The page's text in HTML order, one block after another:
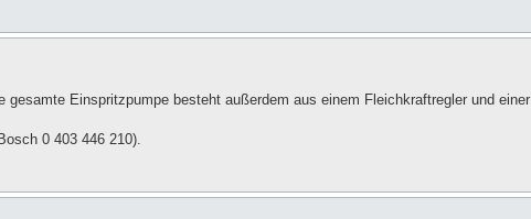
Einspritzpumpe besteht außerdem aus einem Fleichkraftregler und einer
0 403 446 210).